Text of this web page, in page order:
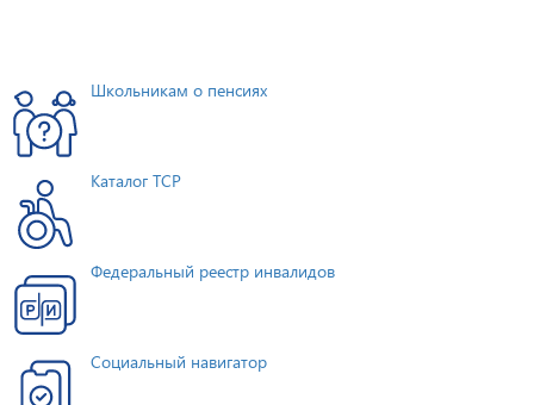
Школьникам о пенсиях
Каталог ТСР
Федеральный реестр инвалидов
Социальный навигатор